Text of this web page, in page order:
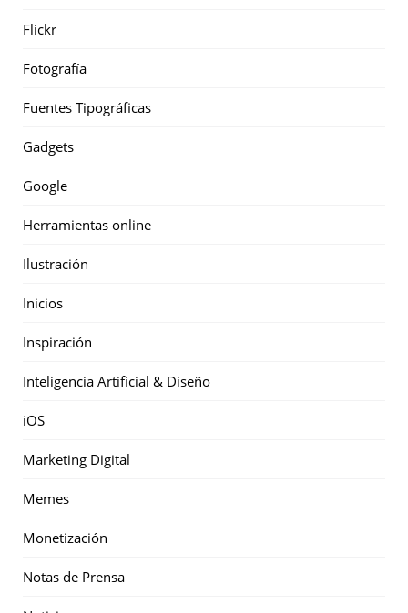
Flickr
Fotografía
Fuentes Tipográficas
Gadgets
Google
Herramientas online
Ilustración
Inicios
Inspiración
Inteligencia Artificial & Diseño
iOS
Marketing Digital
Memes
Monetización
Notas de Prensa